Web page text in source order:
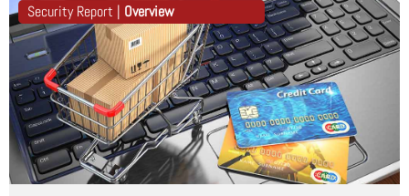
Security Report | Overview